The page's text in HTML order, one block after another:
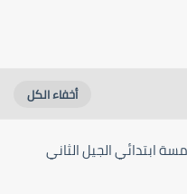
الجيل الثاني